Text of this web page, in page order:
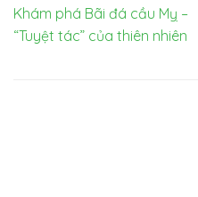
Khám phá Bãi đá cầu Mỵ –
“Tuyệt tác” của thiên nhiên